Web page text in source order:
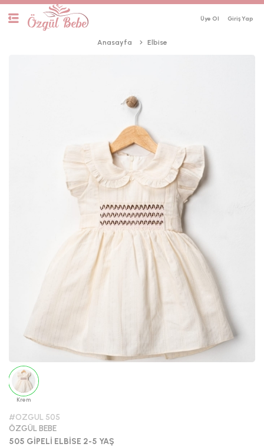
Üye Ol
Anasayfa Elbise
Krem
#OZGUL 505
ÖZGÜL BEBE
505 GİPELİ ELBİSE 2-5 YAŞ